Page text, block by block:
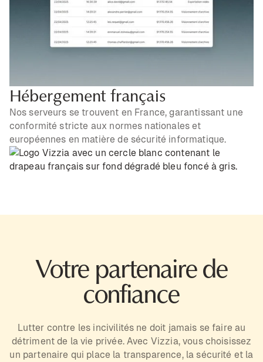
Hébergement français
Nos serveurs se trouvent en France, garantissant une
conformité stricte aux normes nationales et
européennes en matière de sécurité informatique.
Votre partenaire de
confiance
Lutter contre les incivilités ne doit jamais se faire au
détriment de la vie privée. Avec Vizzia, vous choisissez
un partenaire qui place la transparence, la sécurité et la